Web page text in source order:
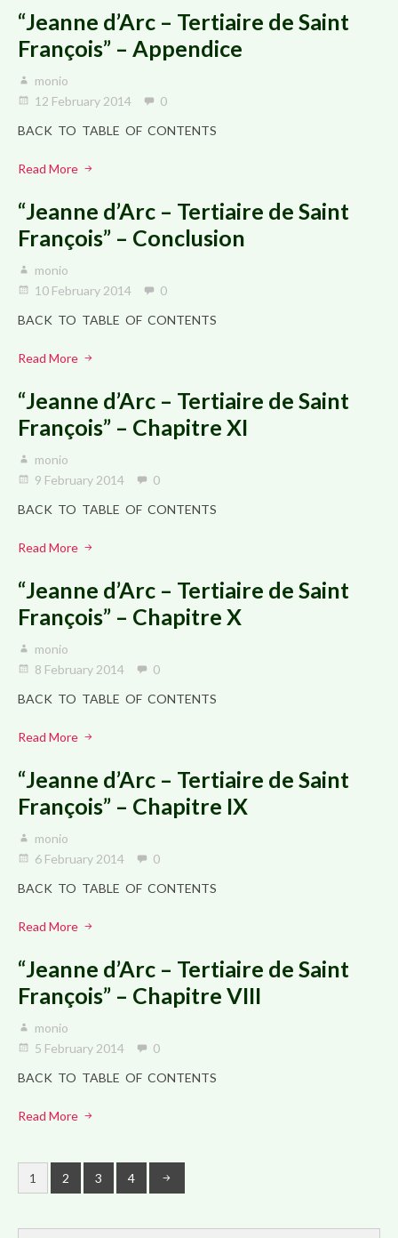
“Jeanne d’Arc – Tertiaire de Saint
François” – Appendice
monio
12 February 2014
0
BACK TO TABLE OF CONTENTS
Read More
“Jeanne d’Arc – Tertiaire de Saint
François” – Conclusion
monio
10 February 2014
0
BACK TO TABLE OF CONTENTS
Read More
“Jeanne d’Arc – Tertiaire de Saint
François” – Chapitre XI
monio
9 February 2014
0
BACK TO TABLE OF CONTENTS
Read More
“Jeanne d’Arc – Tertiaire de Saint
François” – Chapitre X
monio
8 February 2014
0
BACK TO TABLE OF CONTENTS
Read More
“Jeanne d’Arc – Tertiaire de Saint
François” – Chapitre IX
monio
6 February 2014
0
BACK TO TABLE OF CONTENTS
Read More
“Jeanne d’Arc – Tertiaire de Saint
François” – Chapitre VIII
monio
5 February 2014
0
BACK TO TABLE OF CONTENTS
Read More
1 2 3 4